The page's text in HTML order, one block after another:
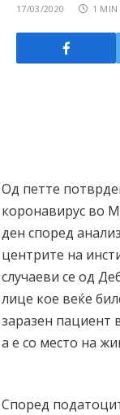
17/03/2020 1 MIN
Од петте
коронавирус во
ден според
центрите на
случаеви се од
лице кое веќе
заразен пациент
а е со место на
Според